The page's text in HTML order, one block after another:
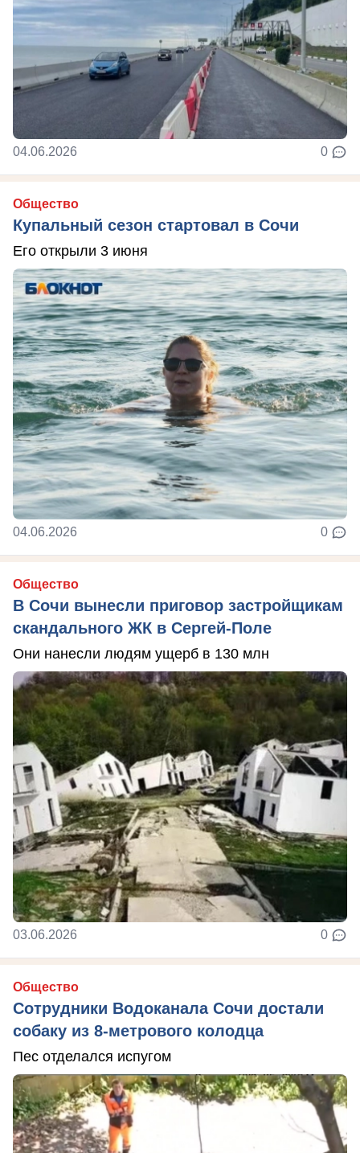
04.06.2026 0
Общество
Купальный сезон стартовал в Сочи
Его открыли 3 июня
04.06.2026 0
Общество
В Сочи вынесли приговор застройщикам
скандального ЖК в Сергей-Поле
Они нанесли людям ущерб в 130 млн
03.06.2026 0
Общество
Сотрудники Водоканала Сочи достали
собаку из 8-метрового колодца
Пес отделался испугом